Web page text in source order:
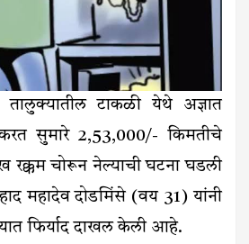
टाकळी येथे अज्ञात
करत सुमारे ₹2,53,000/- किमतीचे
रक्कम चोरून नेल्याची घटना घडली
महादेव दोडमिंसे (वय 31) यांनी
फिर्याद दाखल केली आहे.